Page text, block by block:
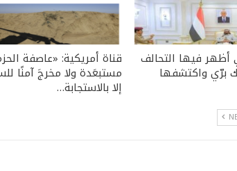
أظهر فيها التحالف
برّي واكتشفها
قناة أمريكية: «عاصفة
مستبعَدة ولا مخرجَ آمنًا
إلا بالاستجابة…